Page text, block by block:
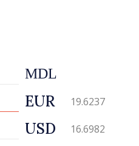
MDL
EUR 19.6237
USD 16.6982